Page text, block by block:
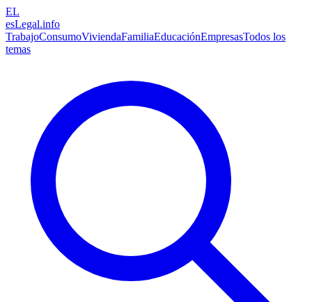
EL
esLegal.info
TrabajoConsumoViviendaFamiliaEducaciónEmpresasTodos los
temas